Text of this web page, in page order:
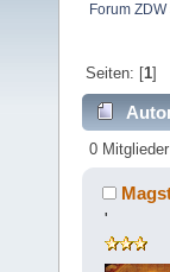
Forum ZDW
Seiten: [1]
0
'